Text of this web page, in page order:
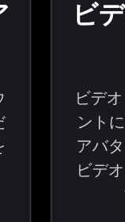
ビ
ビデ
ント
アバ
ビデ